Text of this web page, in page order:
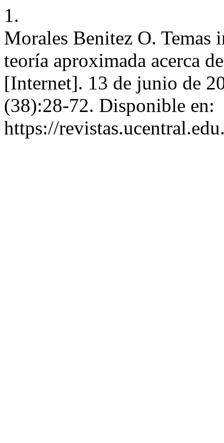
1.
Morales Benitez O. Temas
teoría aproximada acerca
[Internet]. 13 de junio de
(38):28-72. Disponible en:
https://